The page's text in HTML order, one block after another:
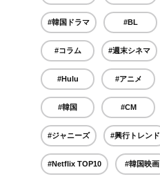
#韓国ドラマ #BL
#コラム #週末シネマ
#Hulu #アニメ
#韓国 #CM
#ジャニーズ #興行トレンド
#Netflix TOP10 #韓国映画